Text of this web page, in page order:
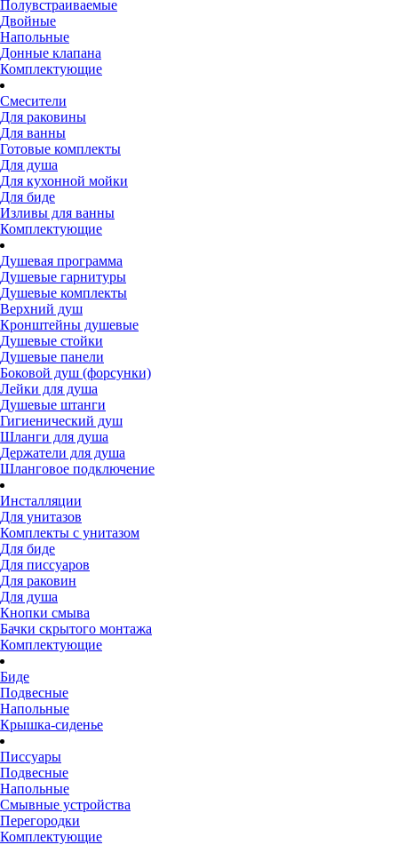
Полувстраиваемые
Двойные
Напольные
Донные клапана
Комплектующие
Смесители
Для раковины
Для ванны
Готовые комплекты
Для душа
Для кухонной мойки
Для биде
Изливы для ванны
Комплектующие
Душевая программа
Душевые гарнитуры
Душевые комплекты
Верхний душ
Кронштейны душевые
Душевые стойки
Душевые панели
Боковой душ (форсунки)
Лейки для душа
Душевые штанги
Гигиенический душ
Шланги для душа
Держатели для душа
Шланговое подключение
Инсталляции
Для унитазов
Комплекты с унитазом
Для биде
Для писсуаров
Для раковин
Для душа
Кнопки смыва
Бачки скрытого монтажа
Комплектующие
Биде
Подвесные
Напольные
Крышка-сиденье
Писсуары
Подвесные
Напольные
Смывные устройства
Перегородки
Комплектующие